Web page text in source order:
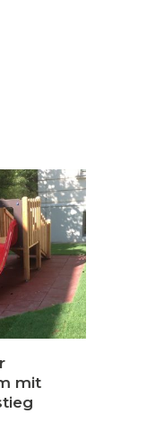
mit